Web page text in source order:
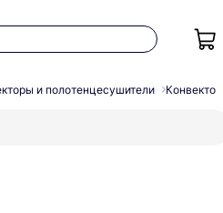
и полотенцесушители